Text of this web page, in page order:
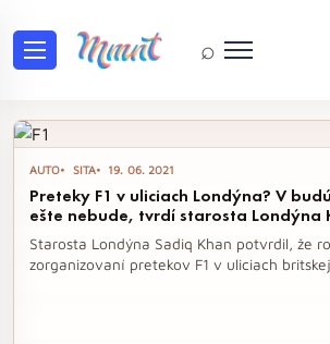
⌕
Tag: motoršport
AUTO SITA 19. 06. 2021
Preteky F1 v uliciach Londýna? V
ešte nebude, tvrdí starosta Londýna
Starosta Londýna Sadiq Khan potvrdil, že
zorganizovaní pretekov F1 v uliciach